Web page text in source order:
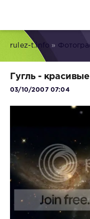
rulez-t.info »
Гугль -
03/10/2007 07:04